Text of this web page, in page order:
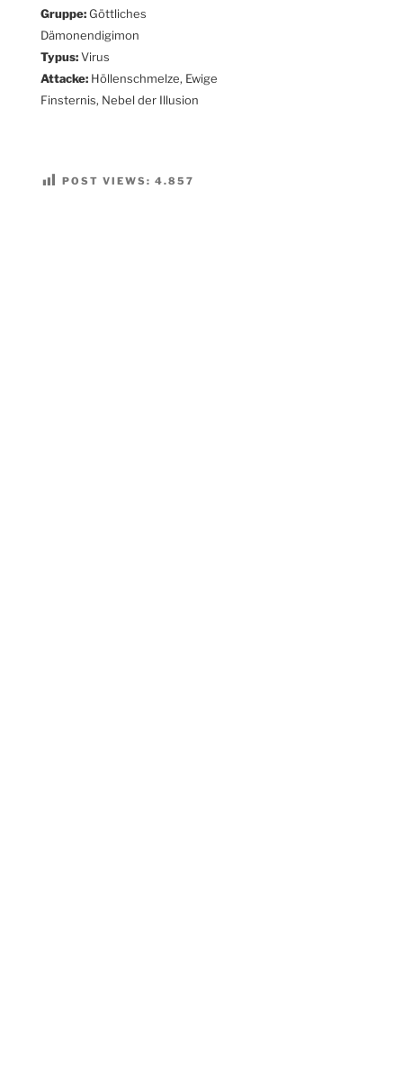
Gruppe:Göttliches
Dämonendigimon
Typus:Virus
Attacke:Höllenschmelze, Ewige
Finsternis, Nebel der Illusion
POST VIEWS: 4.857